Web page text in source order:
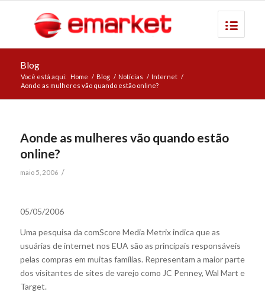
Blog
Você está aqui: Home / Blog / Notícias / Internet /
Aonde as mulheres vão quando estão online?
Aonde as mulheres vão quando estão
online?
maio 5, 2006 /
05/05/2006
Uma pesquisa da comScore Media Metrix indica que as
usuárias de internet nos EUA são as principais responsáveis
pelas compras em muitas famílias. Representam a maior parte
dos visitantes de sites de varejo como JC Penney, Wal Mart e
Target.